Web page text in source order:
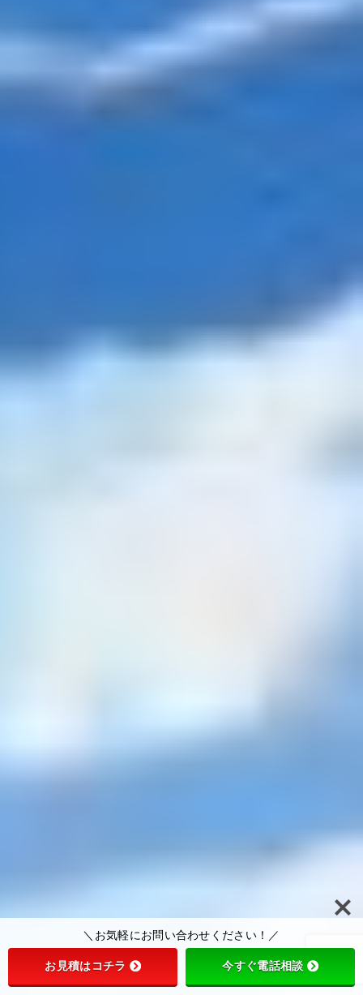
＼お気軽にお問い合わせください！／
お見積はコチラ 今すぐ電話相談